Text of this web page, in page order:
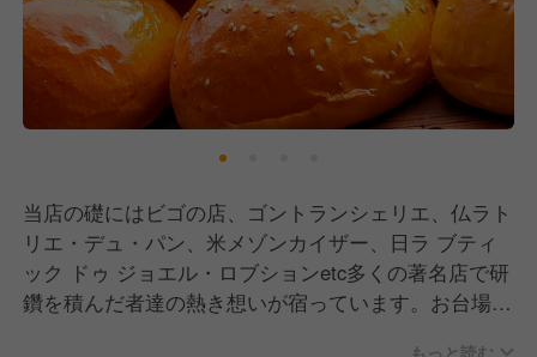
当店の礎にはビゴの店、ゴントランシェリエ、仏ラト
リエ・デュ・パン、米メゾンカイザー、日ラ ブティ
ック ドゥ ジョエル・ロブションetc多くの著名店で研
鑽を積んだ者達の熱き想いが宿っています。お台場の
もっと読む